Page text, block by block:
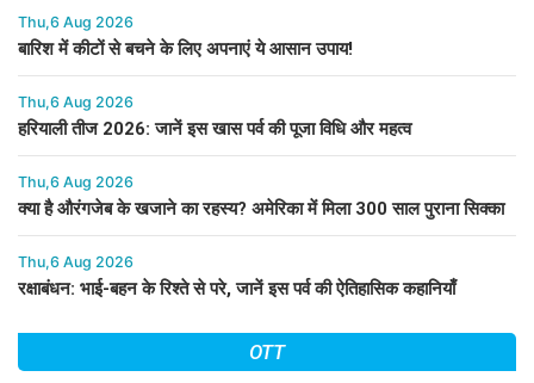
Thu,6 Aug 2026
बारिश में कीटों से बचने के लिए अपनाएं ये आसान उपाय!
Thu,6 Aug 2026
हरियाली तीज 2026: जानें इस खास पर्व की पूजा विधि और महत्व
Thu,6 Aug 2026
क्या है औरंगजेब के खजाने का रहस्य? अमेरिका में मिला 300 साल पुराना सिक्का
Thu,6 Aug 2026
रक्षाबंधन: भाई-बहन के रिश्ते से परे, जानें इस पर्व की ऐतिहासिक कहानियाँ
OTT